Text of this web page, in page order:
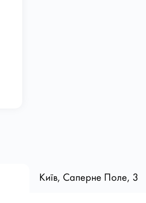
Київ, Саперне Поле, 3